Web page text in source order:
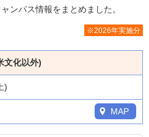
ンパス情報をまとめました。
※2026年実施分
文化以外)
)
MAP